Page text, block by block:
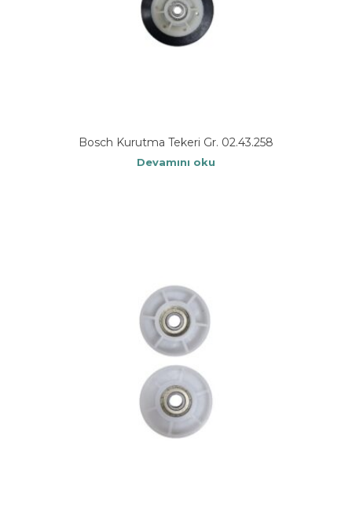
Bosch Kurutma Tekeri Gr. 02.43.258
Devamını oku